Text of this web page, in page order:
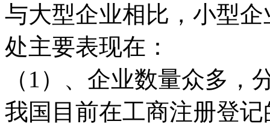
与大型企业相比，小型
处主要表现在：
（1）、企业数量众多
我国目前在工商注册登